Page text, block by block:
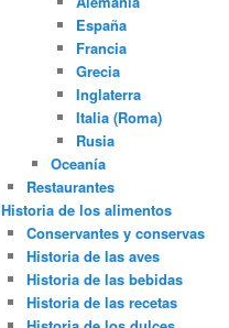
España
Francia
Grecia
Inglaterra
Italia (Roma)
Rusia
Oceanía
Restaurantes
Historia de los alimentos
Conservantes y conservas
Historia de las aves
Historia de las bebidas
Historia de las recetas